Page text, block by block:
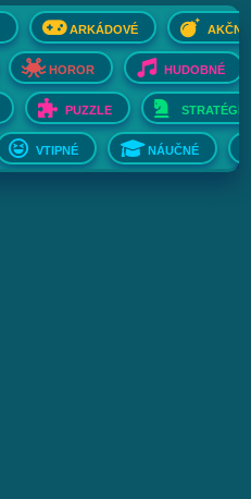
ARKÁDOVÉ AKČNÉ
HOROR HUDOBNÉ
PUZZLE STRATÉGIE
VTIPNÉ NÁUČNÉ